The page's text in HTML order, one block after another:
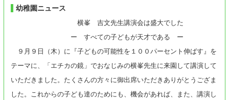
幼稚園ニュース
横峯 吉文先生講演会は盛大でした
ー すべての子どもが天才である ー
９月９日（木）に『子どもの可能性を１００パーセント伸ばす』を
テーマに、「エチカの鏡」でおなじみの横峯先生に来園して講演して
いただきました。たくさんの方々に御出席いただきありがとうござま
した。これからの子ども達のためにも、機会があれば、また、講演し